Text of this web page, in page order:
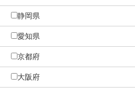
静岡県
愛知県
京都府
大阪府